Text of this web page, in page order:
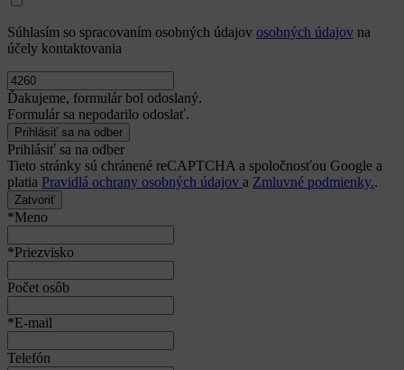
Súhlasím so spracovaním osobných údajov osobných údajov na
účely kontaktovania
Ďakujeme, formulár bol odoslaný.
Formulár sa nepodarilo odoslať.
Prihlásiť sa na odber
Tieto stránky sú chránené reCAPTCHA a spoločnosťou Google a
platia Pravidlá ochrany osobných údajov a Zmluvné podmienky..
Zatvoriť
*Meno
*Priezvisko
Počet osôb
*E-mail
Telefón